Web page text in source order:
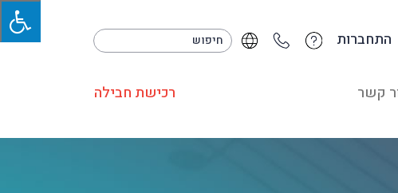
התחברות
קשר רכישת חבילה